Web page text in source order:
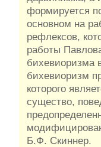
формируется
основном на
рефлексов,
работы
бихевиоризма
бихевиоризм
которого
существо,
Б.Ф. Скиннер.